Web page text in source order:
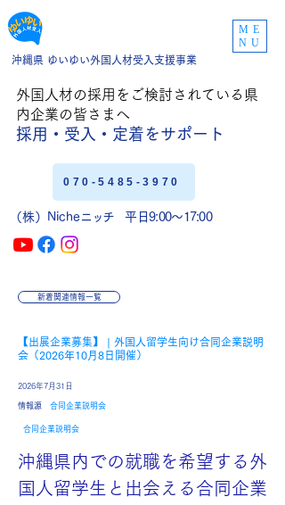
ME
NU
沖縄県 ゆいゆい外国人材受入支援事業
外国人材の採用をご検討されている県
内企業の皆さまへ
採用・受入・定着をサポート
070-5485-3970
（株）Nicheニッチ平日9:00〜17:00
新着関連情報一覧
【出展企業募集】 | 外国人留学生向け合同企業説明
会（2026年10月8日開催）
2026年7月31日
​情報源 合同企業説明会
合同企業説明会
沖縄県内での就職を希望する外
国人留学生と出会える合同企業